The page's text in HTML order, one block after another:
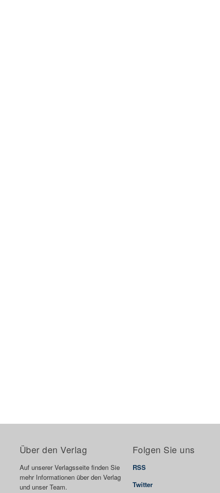
Über den Verlag
Auf unserer Verlagsseite finden Sie
mehr Informationen über den Verlag
und unser Team.
Folgen Sie uns
RSS
Twitter